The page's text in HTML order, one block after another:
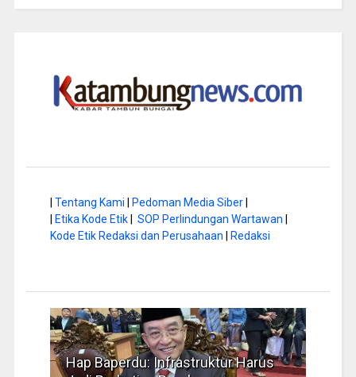
Tentang Kami Pedoman Media Siber|
Etika Kode Etik| SOP Perlindungan Wartawan
Kode Etik Redaksi dan Perusahaan
Redaksi
Hap Baperdu: Infrastruktur Harus